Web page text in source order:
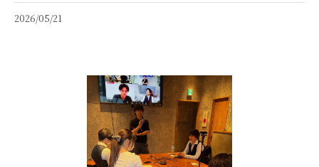
2026/05/21